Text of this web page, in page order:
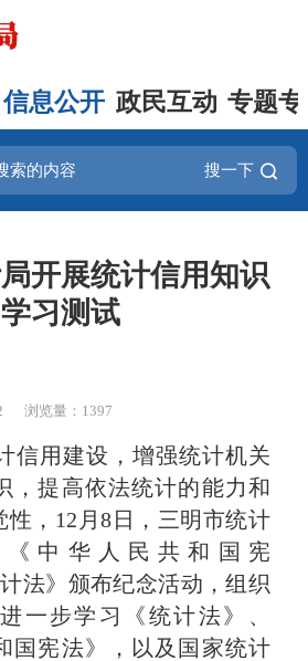
信息公开 政民互动 专题
搜一下
开展统计信用知识
学习测试
浏览量：1397
信用建设，增强统计机关
，提高依法统计的能力和
， 12 月8 日，三明市统计
中华人民共和国宪
法》颁布纪念活动，组织
一步学习
《统计法》、
国宪法》，以及国家统计